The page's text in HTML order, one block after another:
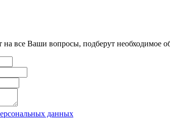
все Ваши вопросы, подберут необходимое
данных